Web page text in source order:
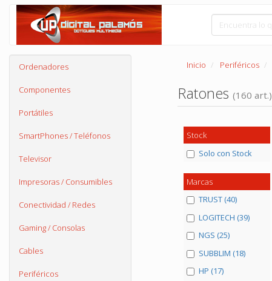
Ordenadores
Componentes
Portátiles
SmartPhones / Teléfonos
Televisor
Impresoras / Consumibles
Conectividad / Redes
Gaming / Consolas
Cables
Periféricos
Inicio Periféricos
Ratones (160 art.)
Stock
Solo con Stock
Marcas
TRUST (40)
LOGITECH (39)
NGS (25)
SUBBLIM (18)
HP (17)